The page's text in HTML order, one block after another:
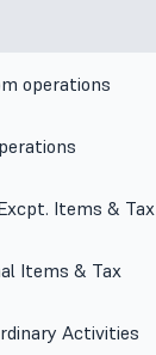
operations
Items & Tax
Items & Tax
Activities